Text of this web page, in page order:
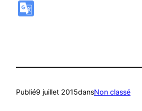
Publié9 juillet 2015dansNon classé